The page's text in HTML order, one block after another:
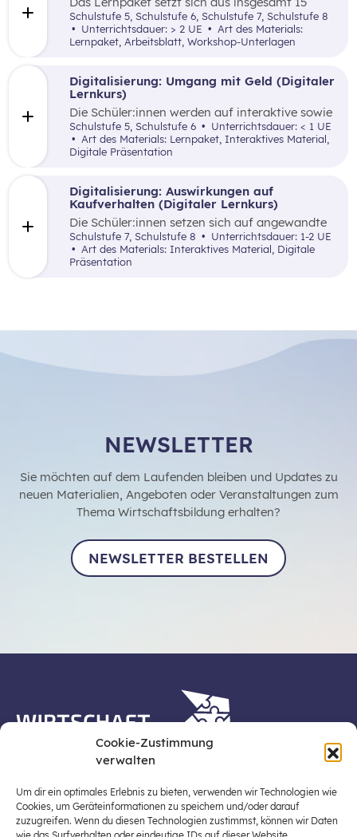
Cookie-Zustimmung
verwalten
Um dir ein optimales Erlebnis zu bieten, verwenden wir Technologien wie
Cookies, um Geräteinformationen zu speichern und/oder darauf
zuzugreifen. Wenn du diesen Technologien zustimmst, können wir Daten
Arbeitsaufträgen zusammen, welche den
Schüler:innen auf kreative, spielerische sowie
angewandte Art und Weise Grundlagenwissen
über die Börse und Geldveranlagung vermittelt.
Schulstufe 5, Schulstufe 6, Schulstufe 7, Schulstufe 8
Unterrichtsdauer: > 2 UE
Lernpaket, Arbeitsblatt, Workshop-Unterlagen
Digitalisierung: Umgang mit Geld (Digitaler
Lernkurs)
Die Schüler:innen werden auf interaktive sowie
spielerische Art und Weise mit der Möglichkeit
vertraut gemacht, digitale Tools als Hilfsmittel
anzuwenden, um eine bessere Übersicht über
die eigenen Einnahmen und Ausgaben zu
Schulstufe 5, Schulstufe 6
Unterrichtsdauer: < 1 UE
Digitale Präsentation
Digitalisierung: Auswirkungen auf
Kaufverhalten (Digitaler Lernkurs)
Die Schüler:innen setzen sich auf angewandte
Art und Weise mit der Digitalisierung und ihre
Auswirkungen auf das Konsumverhalten und
die finanzielle Haushaltsplanung auseinander.
Schulstufe 7, Schulstufe 8
Unterrichtsdauer: 1-2 UE
Art des Materials: Interaktives Material, Digitale
Präsentation
NEWSLETTER
Sie möchten auf dem Laufenden bleiben und Updates zu
neuen Materialien, Angeboten oder Veranstaltungen zum
Thema Wirtschaftsbildung erhalten?
NEWSLETTER BESTELLEN
Stiftung für Wirtschaftsbildung, Österreichs zentraler
Plattform für die Stärkung und Verbreiterung einer
lebensweltbezogenen und verantwortungsvollen